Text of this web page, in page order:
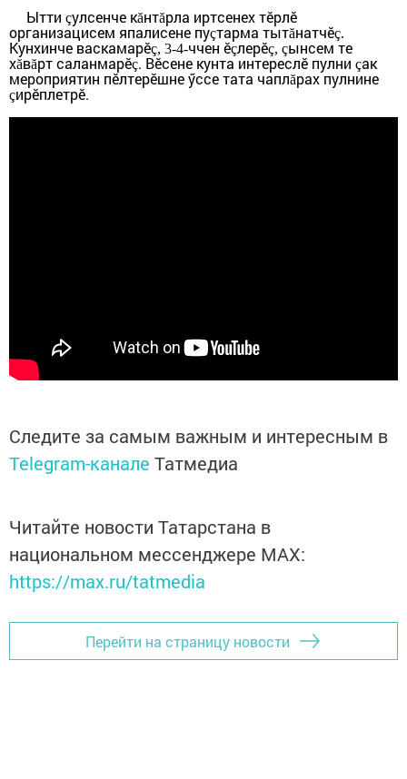
Ытти çулсенче кăнтăрла иртсенех тӗрлӗ
организацисем япалисене пуçтарма тытăнатчӗç.
Кунхинче васкамарӗç, 3-4-ччен ӗçлерӗç, çынсем те
хăвăрт саланмарӗç. Вӗсене кунта интереслӗ пулни çак
мероприятин пӗлтерӗшне ӳссе тата чаплăрах пулнине
çирӗплетрӗ.
Следите за самым важным и интересным в
Telegram-канале Татмедиа
Читайте новости Татарстана в
национальном мессенджере MАХ:
https://max.ru/tatmedia
Перейти на страницу новости